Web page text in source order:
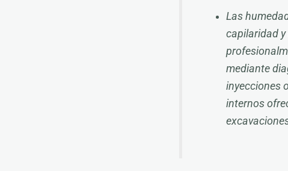
Las
capilaridad
mediante
inyecciones
internos